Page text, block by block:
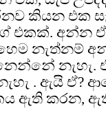
කියන එක
එකක්. අන්න ඒ
නැත්නම්
නැහැ.
. ඇයි ඒ?
ඇති කරන,